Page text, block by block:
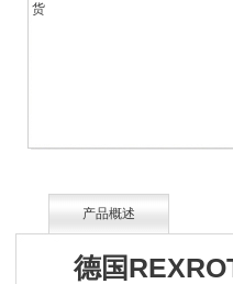
产品概述
德国